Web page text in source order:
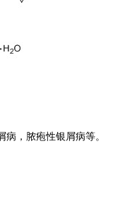
病，脓疱性银屑病等。